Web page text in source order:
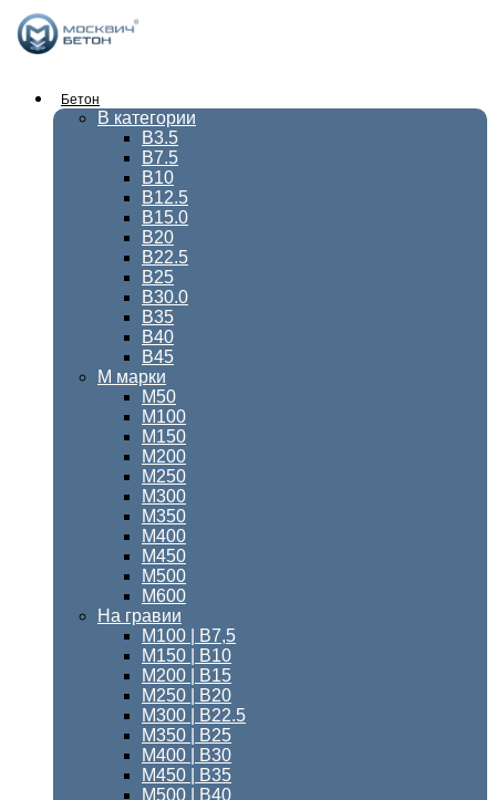
Перейти
содержимому
Бетон
В категории
В3.5
В7.5
В10
В12.5
В15.0
В20
В22.5
В25
В30.0
В35
В40
В45
М марки
М50
М100
М150
М200
М250
М300
М350
М400
М450
М500
М600
На гравии
М100 | B7,5
М150 | В10
М200 | B15
М250 | B20
М300 | B22.5
М350 | B25
М400 | B30
М450 | B35
М500 | B40